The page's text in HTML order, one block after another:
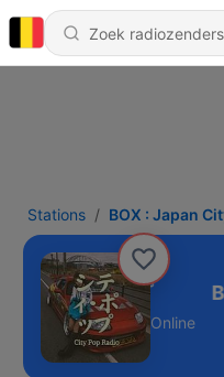
Stations BOX : Japan
シティポップ
Online